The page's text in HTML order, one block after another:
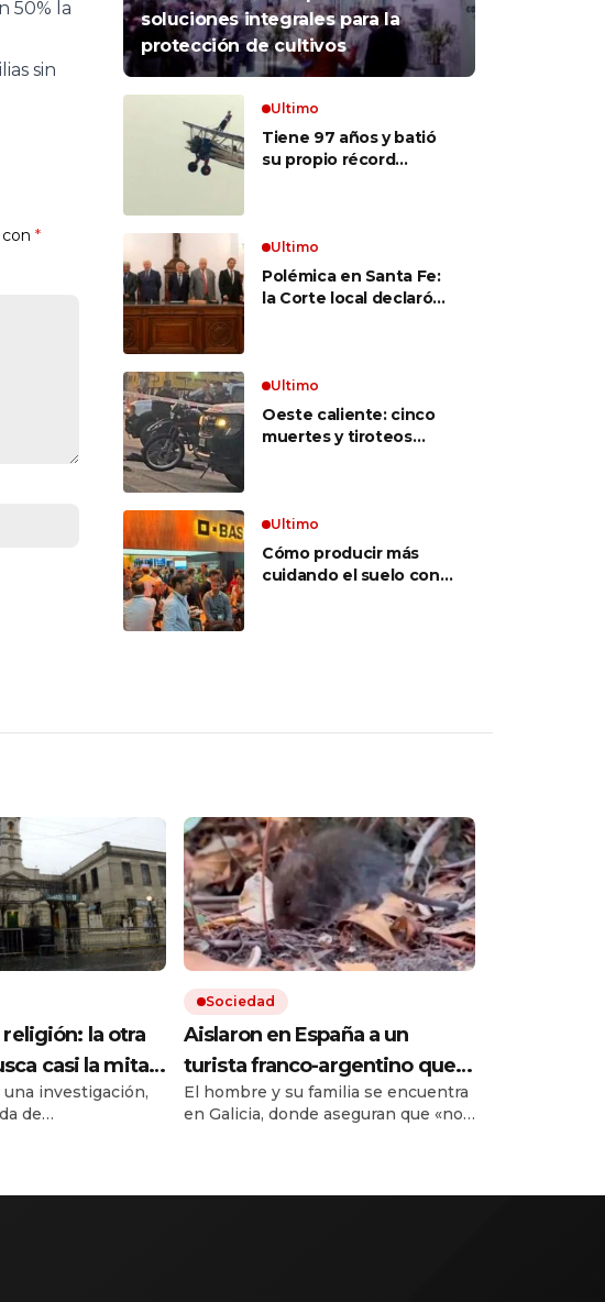
50% la
sin
*
soluciones integrales para la
protección de cultivos
Ultimo
Tiene 97 años y batió
su propio récord
sobre las alas de un
avión en movimiento:
«Las palabras ‘no
Ultimo
Polémica en Santa Fe:
la Corte local declaró
haberes de $ 18
millones
Ultimo
Oeste caliente: cinco
muertes y tiroteos
Ultimo
Cómo producir más
cuidando el suelo con
religión: la otra
casi la mitad
que acuden a
investigación,
de
Sociedad
Aislaron en España a un
turista franco-argentino que
dio positivo al hantavirus en
Francia: no tiene síntomas y le
El hombre y su familia se encuentra
en Galicia, donde aseguran que «no
en el crucero que tuvo un brote.